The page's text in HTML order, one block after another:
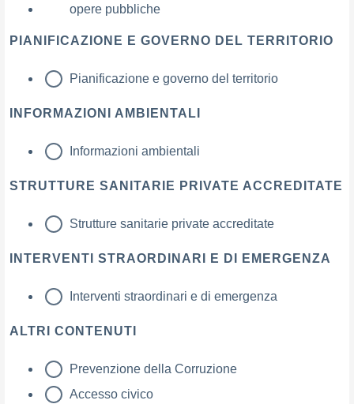
opere pubbliche
PIANIFICAZIONE E GOVERNO DEL TERRITORIO
Pianificazione e governo del territorio
INFORMAZIONI AMBIENTALI
Informazioni ambientali
STRUTTURE SANITARIE PRIVATE ACCREDITATE
Strutture sanitarie private accreditate
INTERVENTI STRAORDINARI E DI EMERGENZA
Interventi straordinari e di emergenza
ALTRI CONTENUTI
Prevenzione della Corruzione
Accesso civico